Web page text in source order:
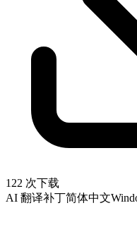
122 次下载
AI 翻译补丁简体中文